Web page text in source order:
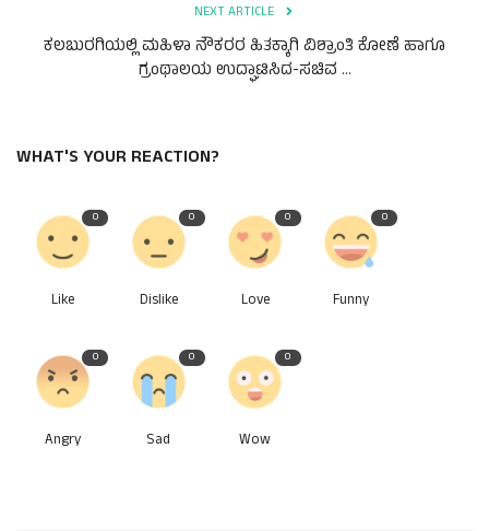
NEXT ARTICLE
ಕಲಬುರಗಿಯಲ್ಲಿ ಮಹಿಳಾ ನೌಕರರ ಹಿತಕ್ಕಾಗಿ ವಿಶ್ರಾಂತಿ ಕೋಣೆ ಹಾಗೂ
ಗ್ರಂಥಾಲಯ ಉದ್ಘಾಟಿಸಿದ-ಸಚಿವ ...
WHAT'S YOUR REACTION?
0
Like
0
Dislike
0
Love
0
Funny
0
Angry
0
Sad
0
Wow